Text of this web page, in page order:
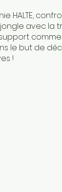
HALTE,
avec la
le but de
!